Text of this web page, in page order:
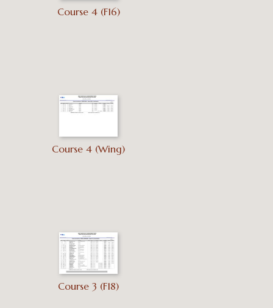
Course 4 (F16)
Course 4 (Wing)
Course 3 (F18)